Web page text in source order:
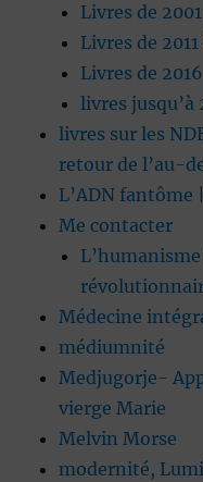
Livres de
Livres de 2011
Livres de
livres jusqu’à
livres sur les
retour de l’au-
L’ADN fantôme
Me contacter
Médecine
médiumnité
Medjugorje-
vierge Marie
Melvin Morse
modernité,